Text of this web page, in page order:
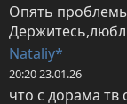
Опять проблемы
Nataliy*
20:20 23.01.26
что с дорама тв